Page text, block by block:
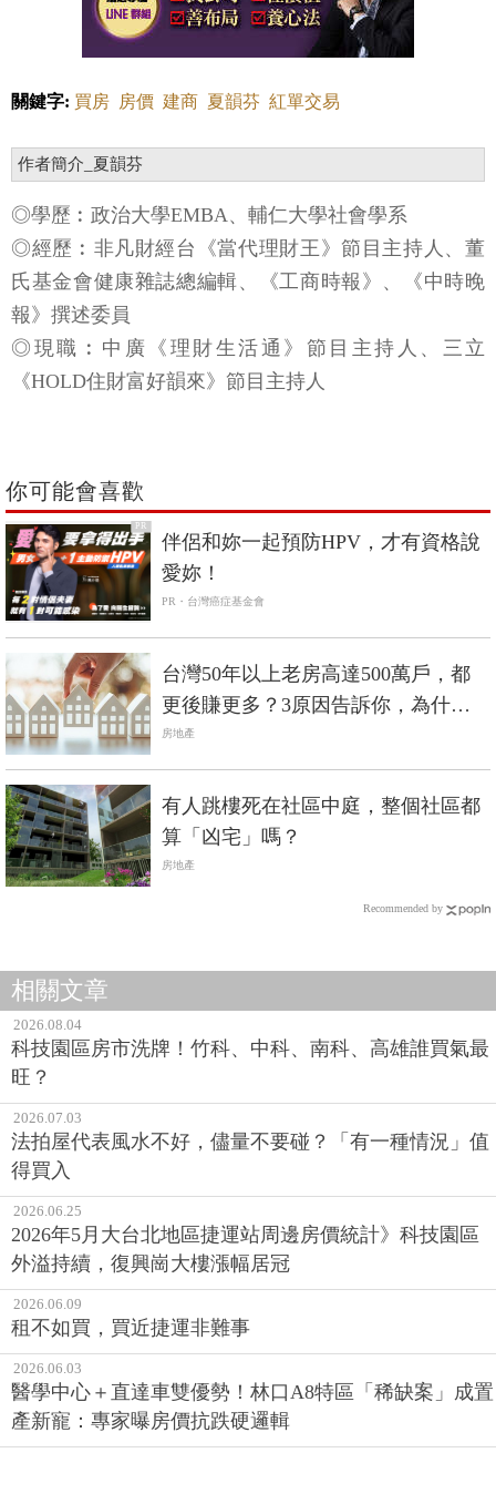
關鍵字: 買房 房價 建商 夏韻芬 紅單交易
作者簡介_夏韻芬
◎學歷︰政治大學EMBA、輔仁大學社會學系
◎經歷︰非凡財經台《當代理財王》節目主持人、董
氏基金會健康雜誌總編輯、《工商時報》、《中時晚
報》撰述委員
◎現職︰中廣《理財生活通》節目主持人、三立
《HOLD住財富好韻來》節目主持人
你可能會喜歡
PR
伴侶和妳一起預防HPV，才有資格說
愛妳！
PR・台灣癌症基金會
台灣50年以上老房高達500萬戶，都
更後賺更多？3原因告訴你，為什麼
都更難如登天
房地產
有人跳樓死在社區中庭，整個社區都
算「凶宅」嗎？
房地產
Recommended by
相關文章
2026.08.04
科技園區房市洗牌！竹科、中科、南科、高雄誰買氣最
旺？
2026.07.03
法拍屋代表風水不好，儘量不要碰？「有一種情況」值
得買入
2026.06.25
2026年5月大台北地區捷運站周邊房價統計》科技園區
外溢持續，復興崗大樓漲幅居冠
2026.06.09
租不如買，買近捷運非難事
2026.06.03
醫學中心＋直達車雙優勢！林口A8特區「稀缺案」成置
產新寵：專家曝房價抗跌硬邏輯